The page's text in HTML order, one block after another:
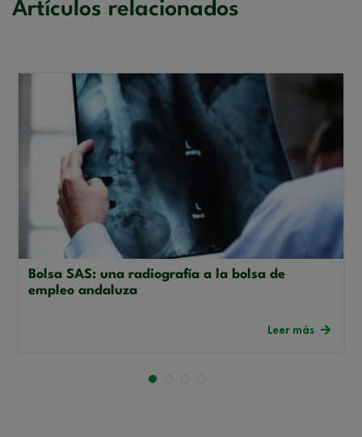
Artículos relacionados
Bolsa SAS: una radiografía a la bolsa de
empleo andaluza
Leer más